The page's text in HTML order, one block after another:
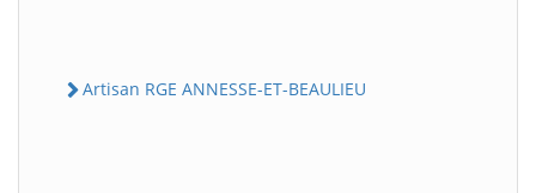
Artisan RGE ANNESSE-ET-BEAULIEU